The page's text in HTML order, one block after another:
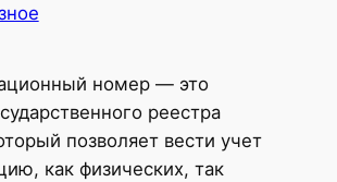
номер — это
реестра
позволяет вести учет
как физических, так